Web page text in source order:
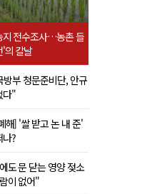
지 전수조사…농촌 들
의 칼날
부 청문준비단, 안규
다"
해] '쌀 받고 논 내 준'
?
도 문 닫는 영양 젖소
이 없어"